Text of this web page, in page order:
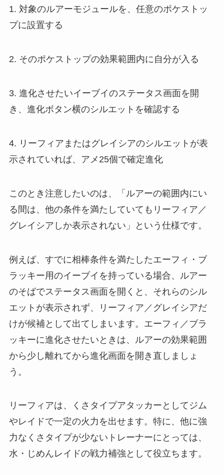
1. 対象のルアーモジュールを、任意のポケストッ
プに設置する
2. そのポケストップの効果範囲内に自分が入る
3. 進化させたいイーブイのステータス画面を開
き、進化ボタン横のシルエットを確認する
4. リーフィアまたはグレイシアのシルエットが表
示されていれば、アメ25個で確定進化
このとき注意したいのは、「ルアーの範囲内にい
る間は、他の条件を満たしていてもリーフィア／
グレイシアしか表示されない」という仕様です。
例えば、すでに相棒条件を満たしたエーフィ・ブ
ラッキー用のイーブイを持っている場合、ルアー
のそばでステータス画面を開くと、それらのシル
エットが表示されず、リーフィア／グレイシアだ
けが候補として出てしまいます。エーフィ／ブラ
ッキーに進化させたいときは、ルアーの効果範囲
から少し離れてから進化画面を開き直しましょ
う。
リーフィアは、くさタイプアタッカーとしてジム
やレイドで一定の火力を出せます。特に、他に強
力なくさタイプが少ないトレーナーにとっては、
水・じめんレイドの戦力補強として役立ちます。